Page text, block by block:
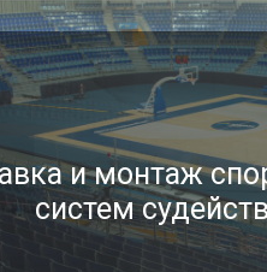
и монтаж
систем